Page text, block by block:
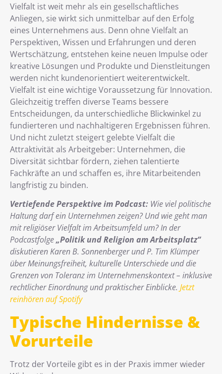
Vielfalt ist weit mehr als ein gesellschaftliches
Anliegen, sie wirkt sich unmittelbar auf den Erfolg
eines Unternehmens aus. Denn ohne Vielfalt an
Perspektiven, Wissen und Erfahrungen und deren
Wertschätzung, entstehen keine neuen Impulse oder
kreative Lösungen und Produkte und Dienstleitungen
werden nicht kundenorientiert weiterentwickelt.
Vielfalt ist eine wichtige Voraussetzung für Innovation.
Gleichzeitig treffen diverse Teams bessere
Entscheidungen, da unterschiedliche Blickwinkel zu
fundierteren und nachhaltigeren Ergebnissen führen.
Und nicht zuletzt steigert gelebte Vielfalt die
Attraktivität als Arbeitgeber: Unternehmen, die
Diversität sichtbar fördern, ziehen talentierte
Fachkräfte an und schaffen es, ihre Mitarbeitenden
langfristig zu binden.
Vertiefende Perspektive im Podcast: Wie viel politische
Haltung darf ein Unternehmen zeigen? Und wie geht man
mit religiöser Vielfalt im Arbeitsumfeld um? In der
Podcastfolge„Politik und Religion am Arbeitsplatz“
diskutieren Karen B. Sonnenberger und P. Tim Klümper
über Meinungsfreiheit, kulturelle Unterschiede und die
Grenzen von Toleranz im Unternehmenskontext – inklusive
rechtlicher Einordnung und praktischer Einblicke. Jetzt
reinhören auf Spotify
Typische Hindernisse &
Vorurteile
Trotz der Vorteile gibt es in der Praxis immer wieder